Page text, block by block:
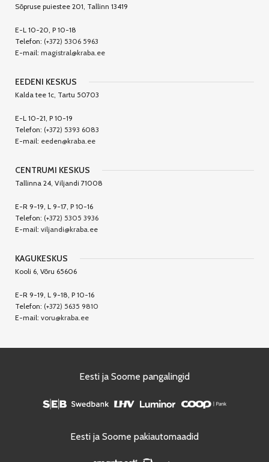
Sõpruse puiestee 201, Tallinn 13419
E-L 10-20, P 10-18
Telefon: (+372) 5306 5963
E-mail: magistral@kraba.ee
EEDENI KESKUS
Kalda tee 1c, Tartu 50703
E-L 10-21, P 10-19
Telefon: (+372) 5393 6083
E-mail: eeden@kraba.ee
CENTRUMI KESKUS
Tallinna 24, Viljandi 71008
E-R 9-19, L 9-17, P 10-16
Telefon: (+372) 5305 3936
E-mail: viljandi@kraba.ee
KAGUKESKUS
Kooli 6, Võru 65606
E-R 9-19, L 9-18, P 10-16
Telefon: (+372) 5635 9810
E-mail: voru@kraba.ee
Eesti ja Soome pangalingid
Eesti ja Soome pakiautomaadid